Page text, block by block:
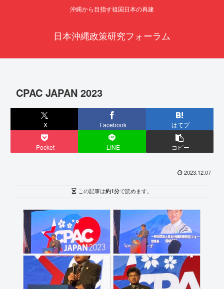
沖縄から目指す祖国日本の再建
日本沖縄政策研究フォーラム
CPAC JAPAN 2023
X Facebook はてブ
Pocket LINE コピー
2023.12.07
この記事は約1分で読めます。